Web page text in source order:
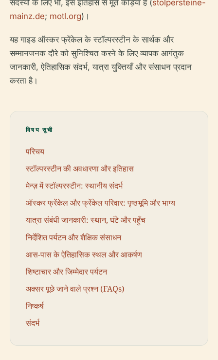
सदस्यों के लिए भी, इस इतिहास से मूर्त कड़ियाँ हैं (stolpersteine-
mainz.de; motl.org)।
यह गाइड ऑस्कर फ्रेंकेल के स्टॉल्परस्टीन के सार्थक और
सम्मानजनक दौरे को सुनिश्चित करने के लिए व्यापक आगंतुक
जानकारी, ऐतिहासिक संदर्भ, यात्रा युक्तियाँ और संसाधन प्रदान
करता है।
विषय सूची
परिचय
स्टॉल्परस्टीन की अवधारणा और इतिहास
मेन्ज़ में स्टॉल्परस्टीन: स्थानीय संदर्भ
ऑस्कर फ्रेंकेल और फ्रेंकेल परिवार: पृष्ठभूमि और भाग्य
यात्रा संबंधी जानकारी: स्थान, घंटे और पहुँच
निर्देशित पर्यटन और शैक्षिक संसाधन
आस-पास के ऐतिहासिक स्थल और आकर्षण
शिष्टाचार और जिम्मेदार पर्यटन
अक्सर पूछे जाने वाले प्रश्न (FAQs)
निष्कर्ष
संदर्भ